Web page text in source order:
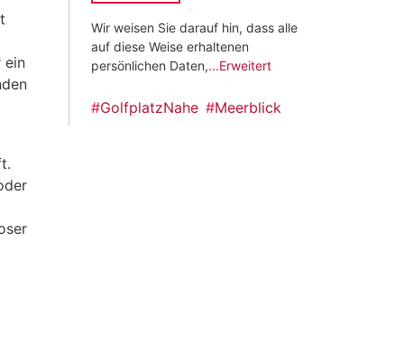
ein
Wir weisen Sie darauf hin, dass alle
auf diese Weise erhaltenen
persönlichen Daten,...Erweitert
#GolfplatzNahe #Meerblick